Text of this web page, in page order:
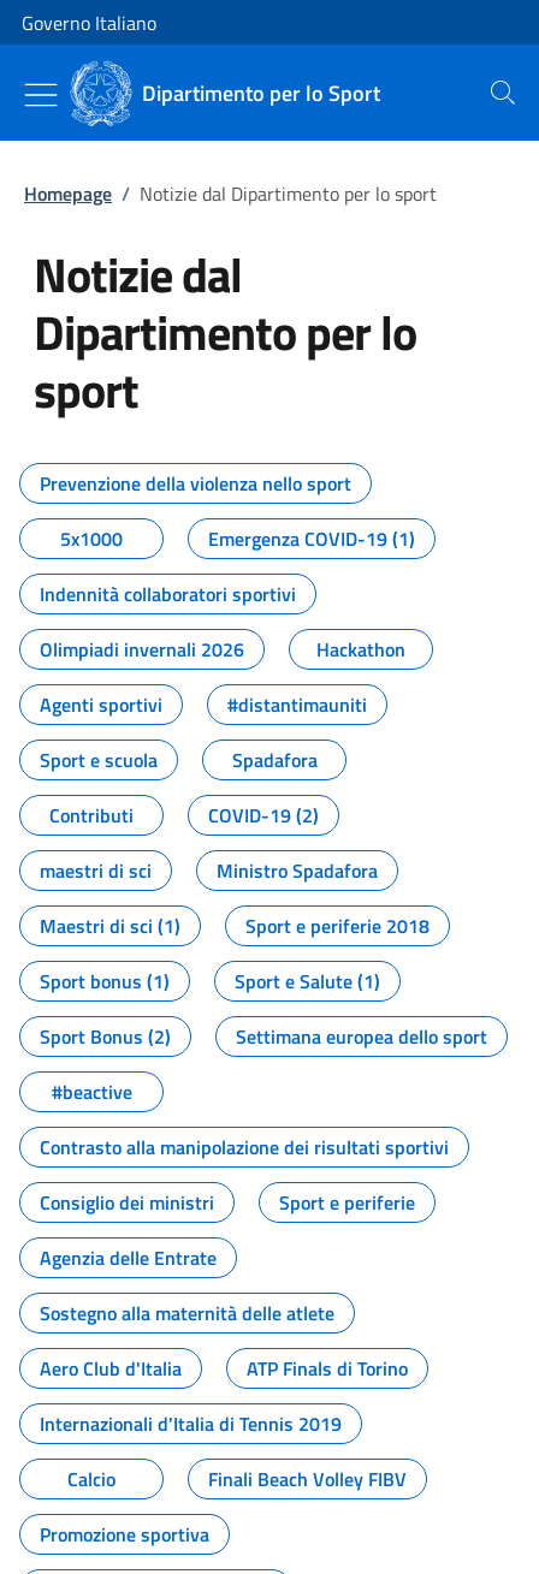
Vai al contenuto
Vai alla navigazione del sito
Governo Italiano
Dipartimento per lo Sport Cerca
Homepage / Notizie dal Dipartimento per lo sport
Notizie dal
Dipartimento per lo
sport
Tutti i contenuti della pagina
Prevenzione della violenza nello sport
5x1000
Emergenza COVID-19 (1)
Indennità collaboratori sportivi
Olimpiadi invernali 2026
Hackathon
Agenti sportivi
#distantimauniti
Sport e scuola
Spadafora
Contributi
COVID-19 (2)
maestri di sci
Ministro Spadafora
Maestri di sci (1)
Sport e periferie 2018
Sport bonus (1)
Sport e Salute (1)
Sport Bonus (2)
Settimana europea dello sport
#beactive
Contrasto alla manipolazione dei risultati sportivi
Consiglio dei ministri
Sport e periferie
Agenzia delle Entrate
Sostegno alla maternità delle atlete
Aero Club d'Italia
ATP Finals di Torino
Internazionali d'Italia di Tennis 2019
Calcio
Finali Beach Volley FIBV
Promozione sportiva